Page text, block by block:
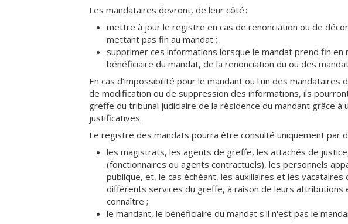
Les mandataires devront, de leur côté :
mettre à jour le registre en cas de renonciation ou de
mettant pas fin au mandat ;
supprimer ces informations lorsque le mandat prend fin en
bénéficiaire du mandat, de la renonciation du ou des
En cas d’impossibilité pour le mandant ou l'un des mandataires
de modification ou de suppression des informations, ils
greffe du tribunal judiciaire de la résidence du mandant grâce à
justificatives.
Le registre des mandats pourra être consulté uniquement par
les magistrats, les agents de greffe, les attachés de
(fonctionnaires ou agents contractuels), les personnels
publique, et, le cas échéant, les auxiliaires et les
différents services du greffe, à raison de leurs attributions
connaître ;
le mandant, le bénéficiaire du mandat s'il n'est pas le